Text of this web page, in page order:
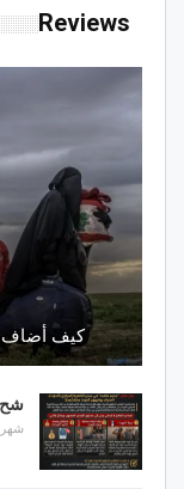
Reviews
كيف أضاف
شح
شهر